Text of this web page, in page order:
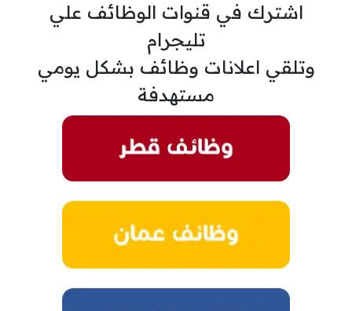
اشترك في قنوات الوظائف علي
تليجرام
وتلقي اعلانات وظائف بشكل يومي
مستهدفة